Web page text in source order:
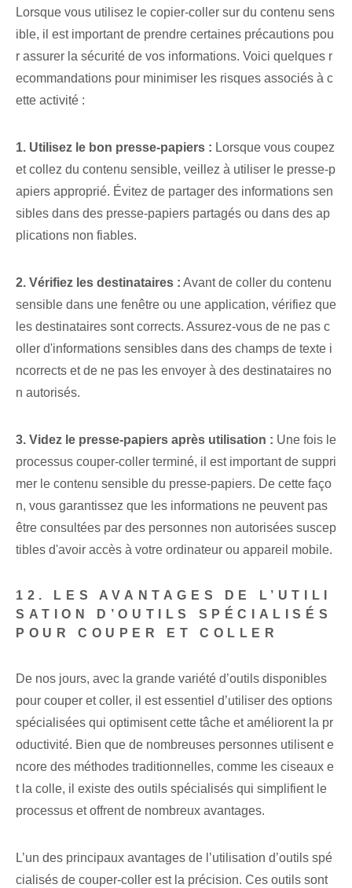
Lorsque vous utilisez le copier-coller sur du contenu sens
ible, il est important de prendre certaines précautions pou
r assurer la sécurité de vos informations. Voici quelques r
ecommandations pour minimiser les risques associés à c
ette activité :
1. Utilisez le bon presse-papiers : Lorsque vous coupez
et collez du contenu sensible, veillez à utiliser le presse-p
apiers approprié. Évitez de partager des informations sen
sibles dans des presse-papiers partagés ou dans des ap
plications non fiables.
2. Vérifiez les destinataires : Avant de coller du contenu
sensible dans une fenêtre ou une application, vérifiez que
les destinataires sont corrects. Assurez-vous de ne pas c
oller d'informations sensibles dans des champs de texte i
ncorrects et de ne pas les envoyer à des destinataires no
n autorisés.
3. Videz le presse-papiers après utilisation : Une fois le
processus couper-coller terminé, il est important de suppri
mer le contenu sensible du presse-papiers. De cette faço
n, vous garantissez que les informations ne peuvent pas
être consultées par des personnes non autorisées suscep
tibles d'avoir accès à votre ordinateur ou appareil mobile.
12. LES AVANTAGES DE L’UTILI
SATION D’OUTILS SPÉCIALISÉS
POUR COUPER ET COLLER
De nos jours, avec la grande variété d’outils disponibles
pour couper et coller, il est essentiel d’utiliser des options
spécialisées qui optimisent cette tâche et améliorent la pr
oductivité. Bien que de nombreuses personnes utilisent e
ncore des méthodes traditionnelles, comme les ciseaux e
t la colle, il existe des outils spécialisés qui simplifient le
processus et offrent de nombreux avantages.
L’un des principaux avantages de l’utilisation d’outils spé
cialisés de couper-coller est la précision. Ces outils sont